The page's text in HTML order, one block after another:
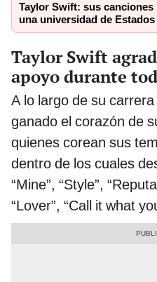
Taylor Swift: sus
una universidad de
Taylor Swift
apoyo durante
A lo largo de su
ganado el corazón de
quienes corean sus
dentro de los cuales
“Mine”, “Style”,
“Lover”, “Call it what